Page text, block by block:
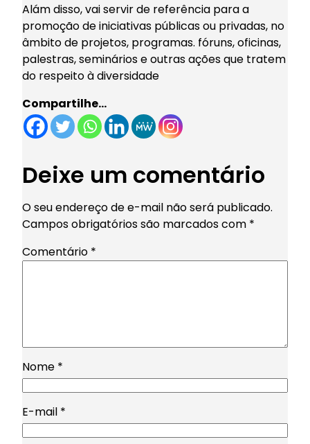
Alám disso, vai servir de referência para a
promoção de iniciativas públicas ou privadas, no
âmbito de projetos, programas. fóruns, oficinas,
palestras, seminários e outras ações que tratem
do respeito à diversidade
Compartilhe…
Deixe um comentário
O seu endereço de e-mail não será publicado.
Campos obrigatórios são marcados com *
Comentário *
Nome *
E-mail *